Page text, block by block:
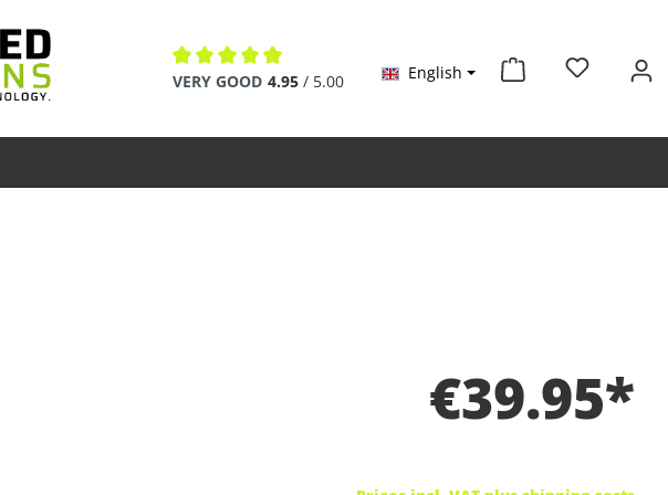
Average rating of 4.9 out of 5 stars
VERY GOOD 4.95 / 5.00 English
€39.95*